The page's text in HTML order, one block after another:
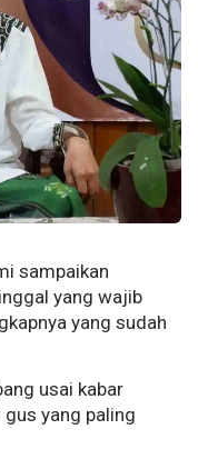
sampaikan
yang wajib
yang sudah
usai kabar
yang paling